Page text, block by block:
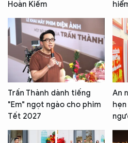
Hoàn Kiếm
Trấn Thành dành tiếng
"Em" ngọt ngào cho phim
Tết 2027
An
XIN CHÀO,
TÔI LÀ CHATBOT
Hãy hỏi tôi bất kỳ điều gì
An Ninh Thủ Đô nhé. Tôi